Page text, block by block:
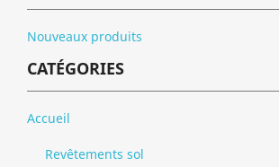
Nouveaux produits
CATÉGORIES
Accueil
Revêtements sol